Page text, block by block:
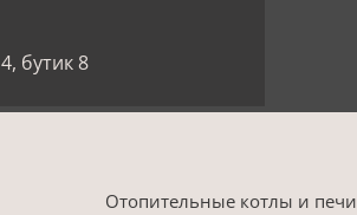
бутик 8
Отопительные котлы и печи